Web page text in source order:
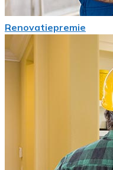
Renovatiepremie